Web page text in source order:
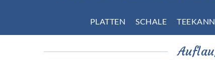
PLATTEN SCHALE